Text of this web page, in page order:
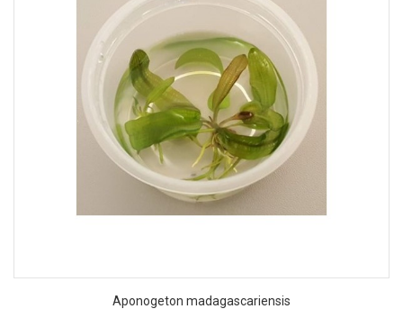
Aponogeton madagascariensis